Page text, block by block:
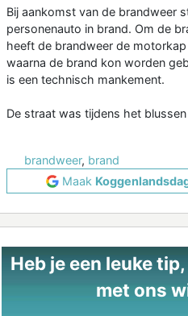
Bij aankomst van de brandweer
personenauto in brand. Om de
heeft de brandweer de
waarna de brand kon worden
is een technisch mankement.
De straat was tijdens het
brandweer, brand
Maak
Heb je een leuke
met ons